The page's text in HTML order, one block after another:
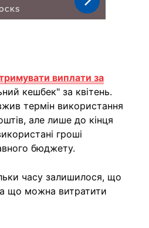
виплати за
кешбек" за квітень.
термін використання
але лише до кінця
гроші
бюджету.
часу залишилося, що
що можна витратити